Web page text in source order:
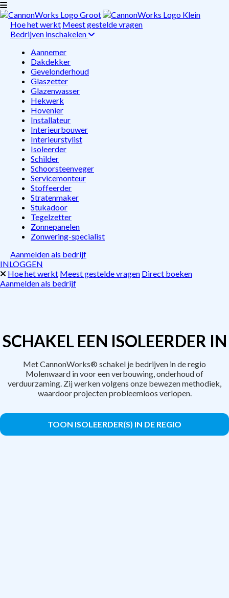
Hoe het werkt Meest gestelde vragen
Bedrijven inschakelen
Aannemer
Dakdekker
Gevelonderhoud
Glaszetter
Glazenwasser
Hekwerk
Hovenier
Installateur
Interieurbouwer
Interieurstylist
Isoleerder
Schilder
Schoorsteenveger
Servicemonteur
Stoffeerder
Stratenmaker
Stukadoor
Tegelzetter
Zonnepanelen
Zonwering-specialist
Aanmelden als bedrijf
INLOGGEN
Hoe het werkt Meest gestelde vragen Direct boeken
Aanmelden als bedrijf
SCHAKEL EEN ISOLEERDER IN
Met CannonWorks® schakel je bedrijven in de regio
Molenwaard in voor een verbouwing, onderhoud of
verduurzaming. Zij werken volgens onze bewezen methodiek,
waardoor projecten probleemloos verlopen.
TOON ISOLEERDER(S) IN DE REGIO